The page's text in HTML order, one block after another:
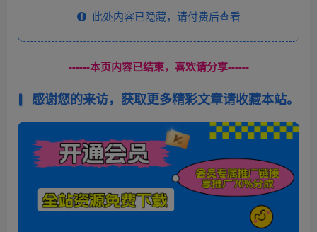
此处内容已隐藏，请付费后查看
------本页内容已结束，喜欢请分享------
感谢您的来访，获取更多精彩文章请收藏本站。